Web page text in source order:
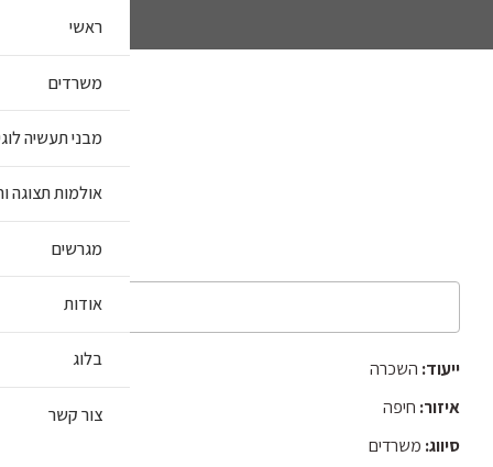
ראשי
משרדים
מבני תעשיה
אולמות תצוגה
מגרשים
אודות
בלוג
צור קשר
ייעוד: השכרה
איזור: חיפה
סיווג: משרדים